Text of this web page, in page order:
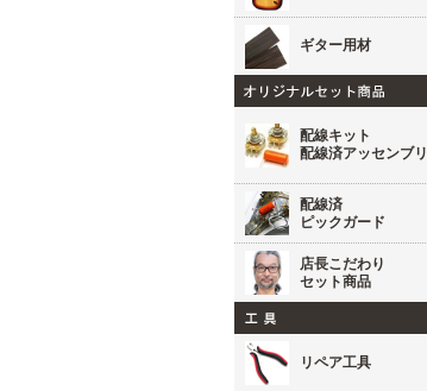
ギター用材
配線キット
配線済アッセンブリ
配線済
ピックガード
店長こだわり
セット商品
リペア工具